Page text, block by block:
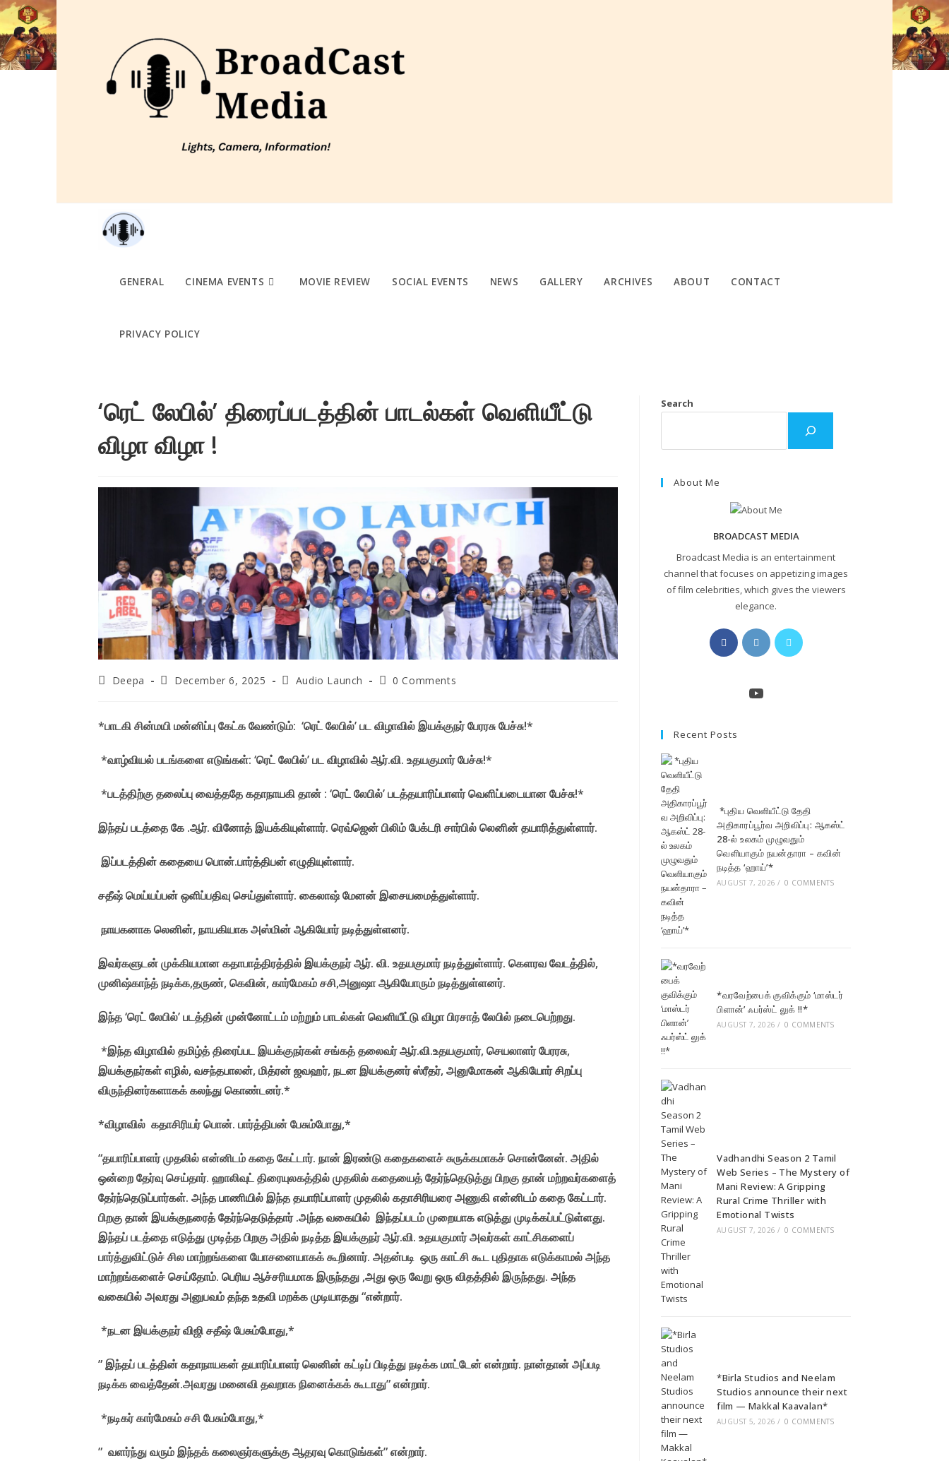
Skip
to
content
GENERAL CINEMA EVENTS MOVIE REVIEW SOCIAL EVENTS NEWS GALLERY ARCHIVES ABOUT CONTACT
PRIVACY POLICY
‘ரெட் லேபில்’ திரைப்படத்தின் பாடல்கள் வெளியீட்டு
விழா விழா !
PostDeepa
PostDecember 6, 2025
PostAudio Launch
Post0 Comments
*பாடகி சின்மயி மன்னிப்பு கேட்க வேண்டும்: ‘ரெட் லேபில்’ பட விழாவில் இயக்குநர் பேரரசு பேச்சு!*
*வாழ்வியல் படங்களை எடுங்கள்: ‘ரெட் லேபில்’ பட விழாவில் ஆர்.வி. உதயகுமார் பேச்சு!*
*படத்திற்கு தலைப்பு வைத்ததே கதாநாயகி தான் : ‘ரெட் லேபில்’ படத்தயாரிப்பாளர் வெளிப்படையான பேச்சு!*
இந்தப் படத்தை கே .ஆர். வினோத் இயக்கியுள்ளார். ரெவ்ஜென் பிலிம் பேக்டரி சார்பில் லெனின் தயாரித்துள்ளார்.
இப்படத்தின் கதையை பொன்.பார்த்திபன் எழுதியுள்ளார்.
சதீஷ் மெய்யப்பன் ஒளிப்பதிவு செய்துள்ளார். கைலாஷ் மேனன் இசையமைத்துள்ளார்.
நாயகனாக லெனின், நாயகியாக அஸ்மின் ஆகியோர் நடித்துள்ளனர்.
இவர்களுடன் முக்கியமான கதாபாத்திரத்தில் இயக்குநர் ஆர். வி. உதயகுமார் நடித்துள்ளார். கெளரவ வேடத்தில்,
முனிஷ்காந்த் நடிக்க,தருண், கெவின், கார்மேகம் சசி,அனுஷா ஆகியோரும் நடித்துள்ளனர்.
இந்த ‘ரெட் லேபில்’ படத்தின் முன்னோட்டம் மற்றும் பாடல்கள் வெளியீட்டு விழா பிரசாத் லேபில் நடைபெற்றது.
*இந்த விழாவில் தமிழ்த் திரைப்பட இயக்குநர்கள் சங்கத் தலைவர் ஆர்.வி.உதயகுமார், செயலாளர் பேரரசு,
இயக்குநர்கள் எழில், வசந்தபாலன், மித்ரன் ஜவஹர், நடன இயக்குனர் ஸ்ரீதர், அனுமோகன் ஆகியோர் சிறப்பு
விருந்தினர்களாகக் கலந்து கொண்டனர்.*
*விழாவில் கதாசிரியர் பொன். பார்த்திபன் பேசும்போது,*
“தயாரிப்பாளர் முதலில் என்னிடம் கதை கேட்டார். நான் இரண்டு கதைகளைச் சுருக்கமாகச் சொன்னேன். அதில்
ஒன்றை தேர்வு செய்தார். ஹாலிவுட் திரையுலகத்தில் முதலில் கதையைத் தேர்ந்தெடுத்து பிறகு தான் மற்றவர்களைத்
தேர்ந்தெடுப்பார்கள். அந்த பாணியில் இந்த தயாரிப்பாளர் முதலில் கதாசிரியரை அணுகி என்னிடம் கதை கேட்டார்.
பிறகு தான் இயக்குநரைத் தேர்ந்தெடுத்தார் .அந்த வகையில் இந்தப்படம் முறையாக எடுத்து முடிக்கப்பட்டுள்ளது.
இந்தப் படத்தை எடுத்து முடித்த பிறகு அதில் நடித்த இயக்குநர் ஆர்.வி. உதயகுமார் அவர்கள் காட்சிகளைப்
பார்த்துவிட்டுச் சில மாற்றங்களை யோசனையாகக் கூறினார். அதன்படி ஒரு காட்சி கூட புதிதாக எடுக்காமல் அந்த
மாற்றங்களைச் செய்தோம். பெரிய ஆச்சரியமாக இருந்தது ,அது ஒரு வேறு ஒரு விதத்தில் இருந்தது. அந்த
வகையில் அவரது அனுபவம் தந்த உதவி மறக்க முடியாதது “என்றார்.
*நடன இயக்குநர் விஜி சதீஷ் பேசும்போது,*
” இந்தப் படத்தின் கதாநாயகன் தயாரிப்பாளர் லெனின் கட்டிப் பிடித்து நடிக்க மாட்டேன் என்றார். நான்தான் அப்படி
நடிக்க வைத்தேன்.அவரது மனைவி தவறாக நினைக்கக் கூடாது” என்றார்.
*நடிகர் கார்மேகம் சசி பேசும்போது,*
” வளர்ந்து வரும் இந்தக் கலைஞர்களுக்கு ஆதரவு கொடுங்கள்” என்றார்.
Search
About Me
BROADCAST MEDIA
Broadcast Media is an entertainment
channel that focuses on appetizing images
of film celebrities, which gives the viewers
elegance.
Opens
in
new
Opens
in
Opens
YouTube
Recent Posts
*புதிய வெளியீட்டு தேதி
அதிகாரப்பூர்வ அறிவிப்பு: ஆகஸ்ட்
28-ல் உலகம் முழுவதும்
வெளியாகும் நயன்தாரா – கவின்
நடித்த ‘ஹாய்’*
AUGUST 7, 2026 / 0 COMMENTS
*வரவேற்பைக் குவிக்கும் ‘மாஸ்டர்
பிளான்’ ஃபர்ஸ்ட் லுக் !!*
AUGUST 7, 2026 / 0 COMMENTS
Vadhandhi Season 2 Tamil
Web Series – The Mystery of
Mani Review: A Gripping
Rural Crime Thriller with
Emotional Twists
AUGUST 7, 2026 / 0 COMMENTS
*Birla Studios and Neelam
Studios announce their next
film — Makkal Kaavalan*
AUGUST 5, 2026 / 0 COMMENTS